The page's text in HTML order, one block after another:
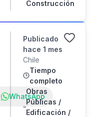
Construcción
WhatsApp
Publicado
hace 1 mes
Chile
Tiempo
completo
Obras
Públicas /
Edificación /